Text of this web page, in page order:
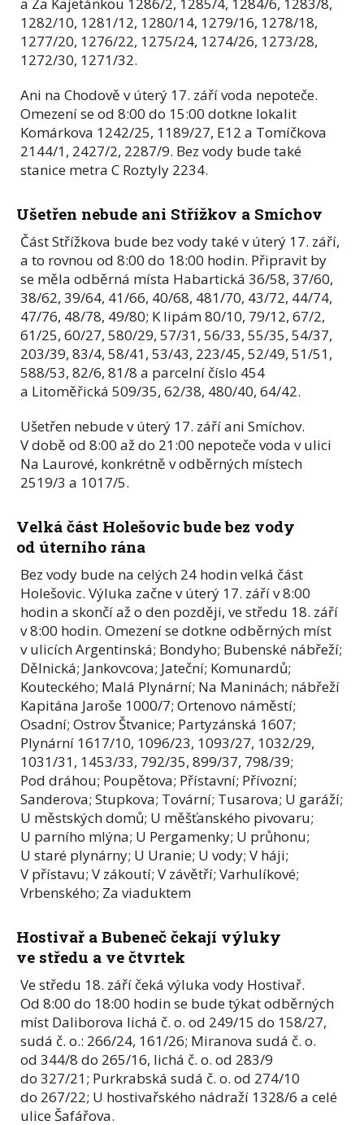
1282/10, 1281/12, 1280/14, 1279/16, 1278/18,
1277/20, 1276/22, 1275/24, 1274/26, 1273/28,
1272/30, 1271/32.
Ani na Chodově v úterý 17. září voda nepoteče.
Omezení se od 8:00 do 15:00 dotkne lokalit
Komárkova 1242/25, 1189/27, E12 a Tomíčkova
2144/1, 2427/2, 2287/9. Bez vody bude také
stanice metra C Roztyly 2234.
Ušetřen nebude ani Střížkov a Smíchov
Část Střížkova bude bez vody také v úterý 17. září,
a to rovnou od 8:00 do 18:00 hodin. Připravit by
se měla odběrná místa Habartická 36/58, 37/60,
38/62, 39/64, 41/66, 40/68, 481/70, 43/72, 44/74,
47/76, 48/78, 49/80; K lipám 80/10, 79/12, 67/2,
61/25, 60/27, 580/29, 57/31, 56/33, 55/35, 54/37,
203/39, 83/4, 58/41, 53/43, 223/45, 52/49, 51/51,
588/53, 82/6, 81/8 a parcelní číslo 454
a Litoměřická 509/35, 62/38, 480/40, 64/42.
Ušetřen nebude v úterý 17. září ani Smíchov.
V době od 8:00 až do 21:00 nepoteče voda v ulici
Na Laurové, konkrétně v odběrných místech
2519/3 a 1017/5.
Velká část Holešovic bude bez vody
od úterního rána
Bez vody bude na celých 24 hodin velká část
Holešovic. Výluka začne v úterý 17. září v 8:00
hodin a skončí až o den později, ve středu 18. září
v 8:00 hodin. Omezení se dotkne odběrných míst
v ulicích Argentinská; Bondyho; Bubenské nábřeží;
Dělnická; Jankovcova; Jateční; Komunardů;
Kouteckého; Malá Plynární; Na Maninách; nábřeží
Kapitána Jaroše 1000/7; Ortenovo náměstí;
Osadní; Ostrov Štvanice; Partyzánská 1607;
Plynární 1617/10, 1096/23, 1093/27, 1032/29,
1031/31, 1453/33, 792/35, 899/37, 798/39;
Pod dráhou; Poupětova; Přístavní; Přívozní;
Sanderova; Stupkova; Tovární; Tusarova; U garáží;
U městských domů; U měšťanského pivovaru;
U parního mlýna; U Pergamenky; U průhonu;
U staré plynárny; U Uranie; U vody; V háji;
V přístavu; V zákoutí; V závětří; Varhulíkové;
Vrbenského; Za viaduktem
Hostivař a Bubeneč čekají výluky
ve středu a ve čtvrtek
Ve středu 18. září čeká výluka vody Hostivař.
Od 8:00 do 18:00 hodin se bude týkat odběrných
míst Daliborova lichá č. o. od 249/15 do 158/27,
sudá č. o.: 266/24, 161/26; Miranova sudá č. o.
od 344/8 do 265/16, lichá č. o. od 283/9
do 327/21; Purkrabská sudá č. o. od 274/10
do 267/22; U hostivařského nádraží 1328/6 a celé
ulice Šafářova.